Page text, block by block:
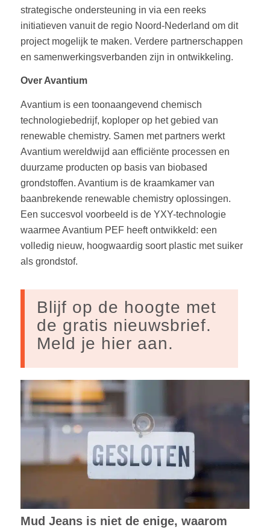
strategische ondersteuning in via een reeks
initiatieven vanuit de regio Noord-Nederland om dit
project mogelijk te maken. Verdere partnerschappen
en samenwerkingsverbanden zijn in ontwikkeling.
Over Avantium
Avantium is een toonaangevend chemisch
technologiebedrijf, koploper op het gebied van
renewable chemistry. Samen met partners werkt
Avantium wereldwijd aan efficiënte processen en
duurzame producten op basis van biobased
grondstoffen. Avantium is de kraamkamer van
baanbrekende renewable chemistry oplossingen.
Een succesvol voorbeeld is de YXY-technologie
waarmee Avantium PEF heeft ontwikkeld: een
volledig nieuw, hoogwaardig soort plastic met suiker
als grondstof.
Blijf op de hoogte met
de gratis nieuwsbrief.
Meld je hier aan.
Mud Jeans is niet de enige, waarom